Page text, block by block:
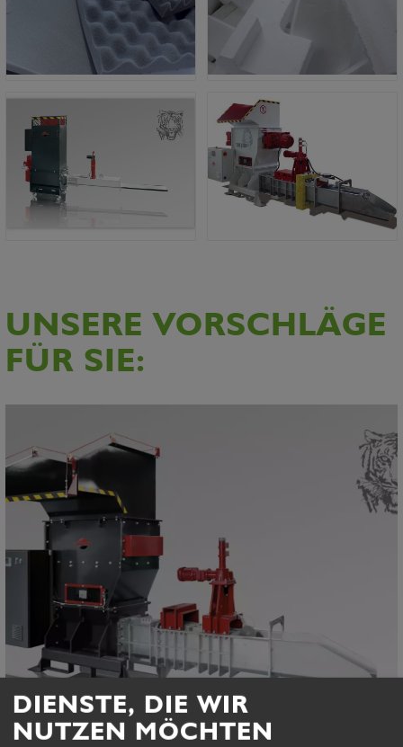
UNSERE VORSCHLÄGE
FÜR SIE:
DIENSTE, DIE WIR
NUTZEN MÖCHTEN